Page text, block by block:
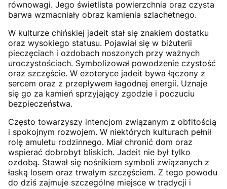
równowagi. Jego świetlista powierzchnia oraz czysta
barwa wzmacniały obraz kamienia szlachetnego.
W kulturze chińskiej jadeit stał się znakiem dostatku
oraz wysokiego statusu. Pojawiał się w biżuterii
pieczęciach i ozdobach noszonych przy ważnych
uroczystościach. Symbolizował powodzenie czystość
oraz szczęście. W ezoteryce jadeit bywa łączony z
sercem oraz z przepływem łagodnej energii. Uznaje
się go za kamień sprzyjający zgodzie i poczuciu
bezpieczeństwa.
Często towarzyszy intencjom związanym z obfitością
i spokojnym rozwojem. W niektórych kulturach pełnił
rolę amuletu rodzinnego. Miał chronić dom oraz
wspierać dobrobyt bliskich. Jadeit nie był tylko
ozdobą. Stawał się nośnikiem symboli związanych z
łaską losem oraz trwałym szczęściem. Z tego powodu
do dziś zajmuje szczególne miejsce w tradycji i